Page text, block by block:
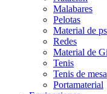
Malabares
Pelotas
Material de
Redes
Material de
Tenis
Tenis de mesa
Portamaterial